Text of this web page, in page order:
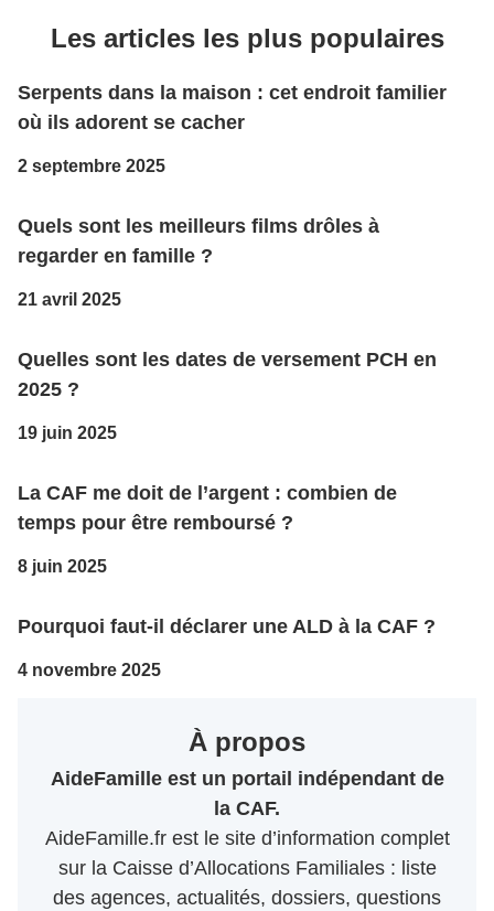
Les articles les plus populaires
Serpents dans la maison : cet endroit familier
où ils adorent se cacher
2 septembre 2025
Quels sont les meilleurs films drôles à
regarder en famille ?
21 avril 2025
Quelles sont les dates de versement PCH en
2025 ?
19 juin 2025
La CAF me doit de l’argent : combien de
temps pour être remboursé ?
8 juin 2025
Pourquoi faut-il déclarer une ALD à la CAF ?
4 novembre 2025
À propos
AideFamille est un portail indépendant de
la CAF.
AideFamille.fr est le site d’information complet
sur la Caisse d’Allocations Familiales : liste
des agences, actualités, dossiers, questions